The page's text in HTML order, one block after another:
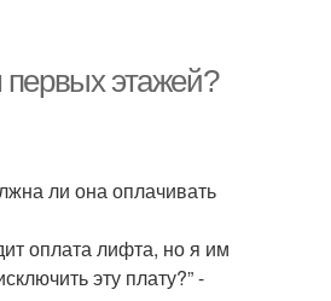
этажей?
ли она оплачивать
оплата лифта, но я им
эту плату?” -